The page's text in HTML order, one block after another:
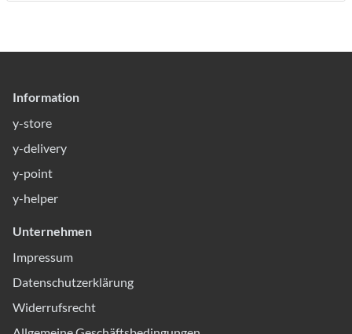
Information
y-store
y-delivery
y-point
y-helper
Unternehmen
Impressum
Datenschutzerklärung
Widerrufsrecht